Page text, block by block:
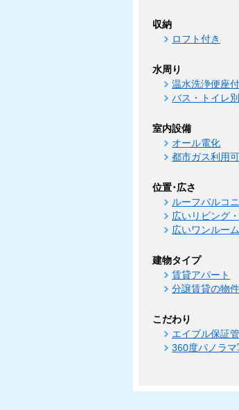
収納
ロフト付き
水周り
温水洗浄便座
バス・トイレ
室内設備
オール電化
都市ガス利用可
位置･広さ
ルーフバルコ
広いリビング
広いワンルー
建物タイプ
賃貸アパート
分譲賃貸の物件
こだわり
エイブル保証
360度パノラ